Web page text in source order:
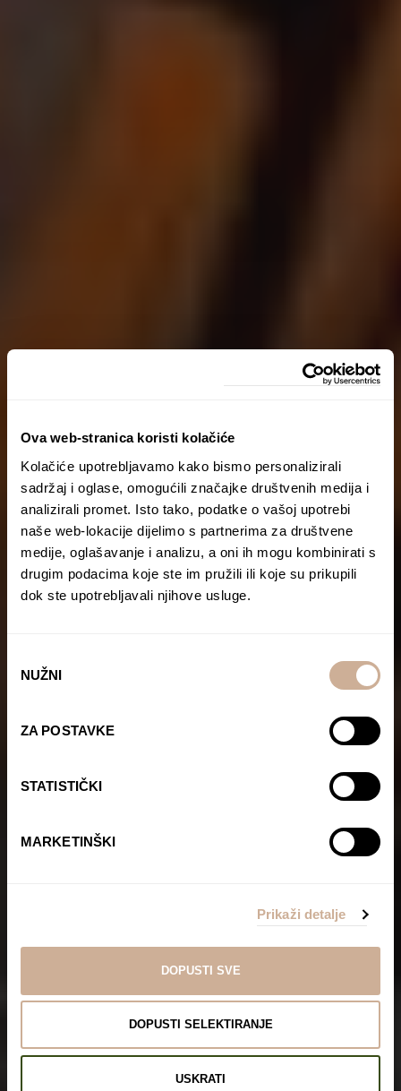
Ova web-stranica koristi kolačiće
Kolačiće upotrebljavamo kako bismo personalizirali
sadržaj i oglase, omogućili značajke društvenih medija i
analizirali promet. Isto tako, podatke o vašoj upotrebi
naše web-lokacije dijelimo s partnerima za društvene
medije, oglašavanje i analizu, a oni ih mogu kombinirati s
drugim podacima koje ste im pružili ili koje su prikupili
dok ste upotrebljavali njihove usluge.
pristanka
NUŽNI
ZA POSTAVKE
STATISTIČKI
MARKETINŠKI
Prikaži detalje
DOPUSTI SVE
DOPUSTI SELEKTIRANJE
USKRATI